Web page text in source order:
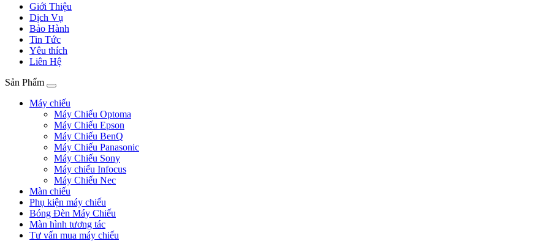
Giới Thiệu
Dịch Vụ
Bảo Hành
Tin Tức
Yêu thích
Liên Hệ
Sản Phẩm
Máy chiếu
Máy Chiếu Optoma
Máy Chiếu Epson
Máy Chiếu BenQ
Máy Chiếu Panasonic
Máy Chiếu Sony
Máy chiếu Infocus
Máy Chiếu Nec
Màn chiếu
Phụ kiện máy chiếu
Bóng Đèn Máy Chiếu
Màn hình tương tác
Tư vấn mua máy chiếu